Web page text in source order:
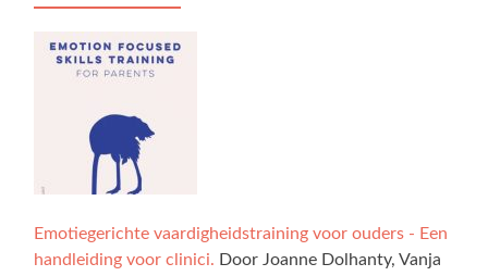
Emotiegerichte vaardigheidstraining voor ouders - Een
handleiding voor clinici. Door Joanne Dolhanty, Vanja